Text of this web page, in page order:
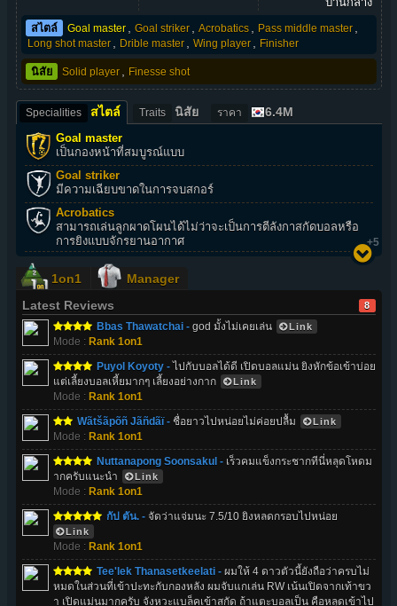
สไตล์ Goal master Goal striker Acrobatics Pass middle master
Long shot master Drible master Wing player Finisher
นิสัย Solid player Finesse shot
Specialities สไตล์ Traits นิสัย ราคา 6.4M
Goal master
เป็นกองหน้าที่สมบูรณ์แบบ
Goal striker
มีความเฉียบขาดในการจบสกอร์
Acrobatics
สามารถเล่นลูกผาดโผนได้ไม่ว่าจะเป็นการตีลังกาสกัดบอลหรือ
การยิงแบบจักรยานอากาศ
+5
1on1
Manager
Latest Reviews
8
Bbas Thawatchai - god มั้งไม่เคยเล่น Link
Mode : Rank 1on1
Puyol Koyoty - ไปกับบอลได้ดี เปิดบอลแม่น ยิงหักข้อเข้าบ่อย
แต่เลี้ยงบอลเหี้ยมากๆ เลี้ยงอย่างกาก
Link
Mode : Rank 1on1
Wãtšãpõñ Jãñdãï - ชื่อยาวไปหน่อยไม่ค่อยปลื้ม Link
Mode : Rank 1on1
Nuttanapong Soonsakul - เร็วคมแข็งกระชากทีนี่หลุดโหดม
ากครับแนะนำ
Link
Mode : Rank 1on1
กัป ตัน. - จัดว่าแจ่มนะ 7.5/10 ยิงหลดกรอบไปหน่อย
Link
Mode : Rank 1on1
Tee'lek Thanasetkeelati - ผมให้ 4 ดาวตัวนี้ยังถือว่าครบไม่
หมดในส่วนที่เข้าปะทะกับกองหลัง ผมจับแกเล่น RW เน้นเปิดจากเท้าขว
า เปิดแม่นมากครับ จังหวะแบล็คเข้าสกัด ถ้าแตะบอลเป็น คือหลุดเข้าไป